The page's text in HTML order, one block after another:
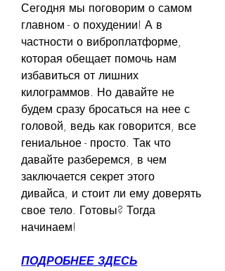
Сегодня мы поговорим о самом
главном - о похудении! А в
частности о виброплатформе,
которая обещает помочь нам
избавиться от лишних
килограммов. Но давайте не
будем сразу бросаться на нее с
головой, ведь как говорится, все
гениальное - просто. Так что
давайте разберемся, в чем
заключается секрет этого
дивайса, и стоит ли ему доверять
свое тело. Готовы? Тогда
начинаем!
ПОДРОБНЕЕ ЗДЕСЬ